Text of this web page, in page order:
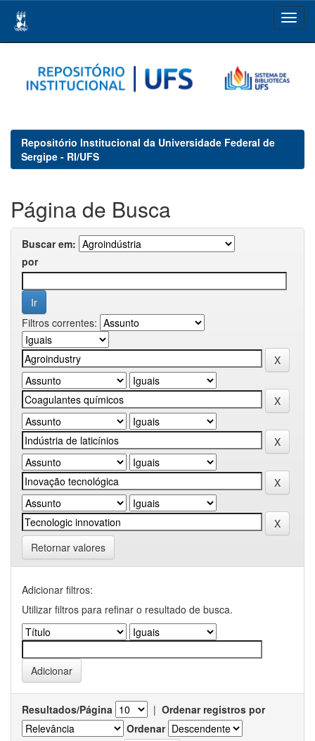
navigation
Repositório Institucional da Universidade Federal de
Sergipe - RI/UFS
Página de Busca
Buscar em:
por
Filtros correntes:
Retornar valores
Adicionar filtros:
Utilizar filtros para refinar o resultado de busca.
Resultados/Página | Ordenar registros por
Ordenar